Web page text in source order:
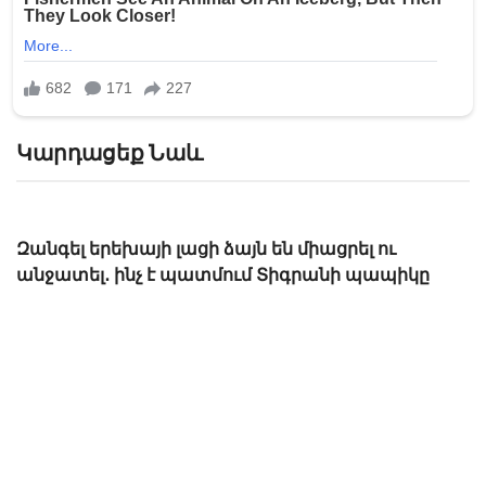
Կարդացեք Նաև
Հայտնի են ձմեռային արձակուրդի օրերը.
Տեղեկացեք